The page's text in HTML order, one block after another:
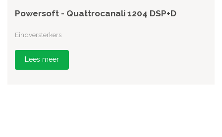
Powersoft - Quattrocanali 1204 DSP+D
Eindversterkers
Lees meer